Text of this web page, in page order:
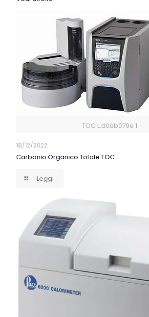
TOC L.d0bb079e 1
18/12/2022
Carbonio Organico Totale TOC
Leggi